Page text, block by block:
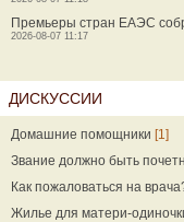
Премьеры стран ЕАЭС
2026-08-07 11:17
ДИСКУССИИ
Домашние помощники [1]
Звание должно быть
Как пожаловаться на
Жилье для матери-